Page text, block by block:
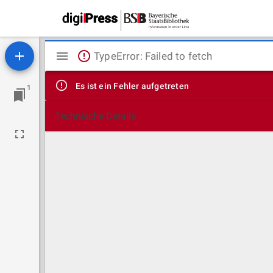
1
Mirador
Viewer
TypeError: Failed to fetch
Es ist ein Fehler aufgetreten
Technische Details